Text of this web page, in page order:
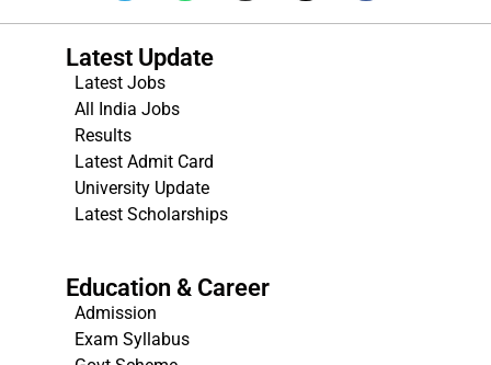
Latest Update
Latest Jobs
All India Jobs
Results
Latest Admit Card
University Update
Latest Scholarships
Education & Career
Admission
Exam Syllabus